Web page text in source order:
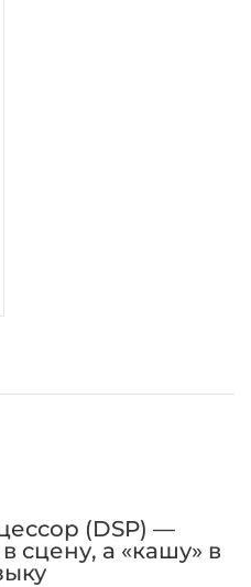
(DSP) —
сцену, а «кашу» в